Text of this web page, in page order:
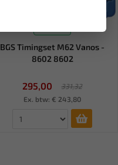
BGS Timingset M62 Vanos -
8602 8602
295,00
331,32
Ex. btw: € 243,80